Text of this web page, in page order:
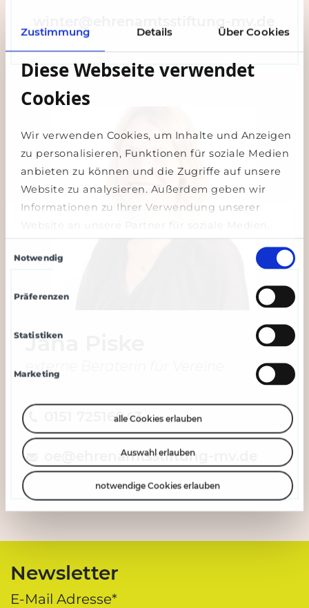
Zustimmung Details Über Cookies
Diese Webseite verwendet
Cookies
Wir verwenden Cookies, um Inhalte und Anzeigen
zu personalisieren, Funktionen für soziale Medien
anbieten zu können und die Zugriffe auf unsere
Website zu analysieren. Außerdem geben wir
Informationen zu Ihrer Verwendung unserer
Website an unsere Partner für soziale Medien,
Werbung und Analysen weiter. Unsere Partner
führen diese Informationen möglicherweise mit
bereitgestellt haben oder die sie im Rahmen Ihrer
Notwendig
Präferenzen
Statistiken
Marketing
alle Cookies erlauben
Auswahl erlauben
notwendige Cookies erlauben
Jana Piske
externe Beraterin für Vereine
0151 72516943
oe@ehrenamtsstiftung-mv.de
Newsletter
E-Mail Adresse*